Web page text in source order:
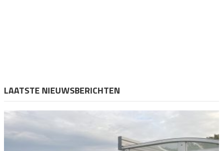
LAATSTE NIEUWSBERICHTEN